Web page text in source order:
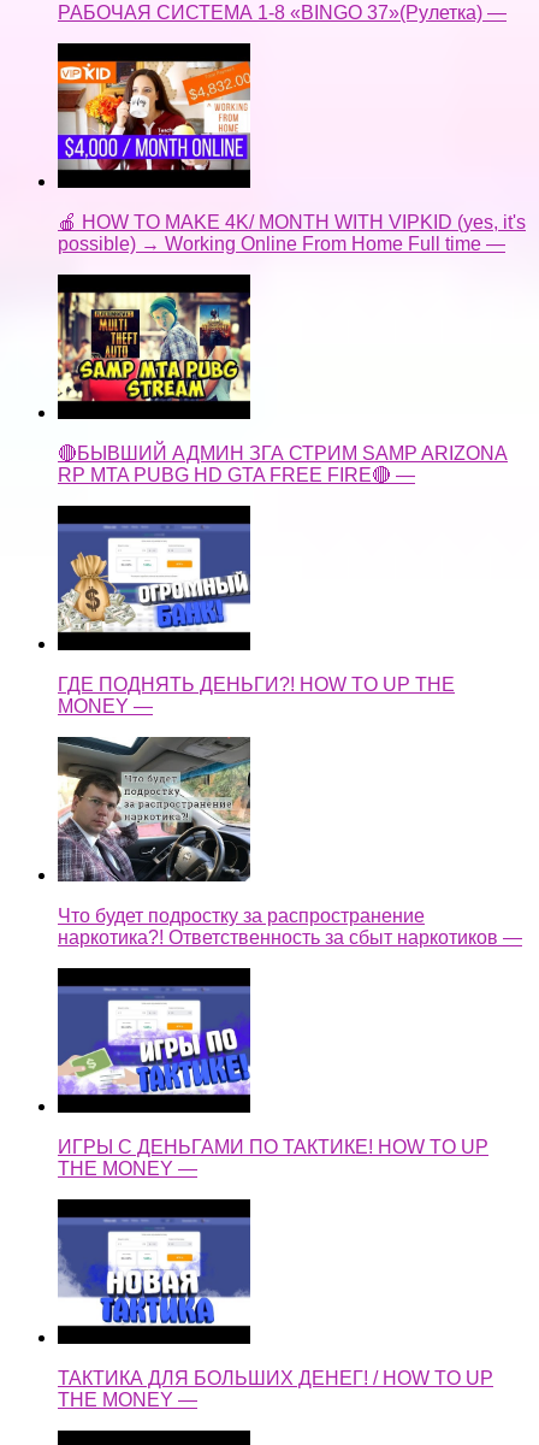
РАБОЧАЯ СИСТЕМА 1-8 «BINGO 37»(Рулетка) —
🍎 HOW TO MAKE 4K/ MONTH WITH VIPKID (yes, it's
possible) → Working Online From Home Full time —
🔴БЫВШИЙ АДМИН ЗГА СТРИМ SAMP ARIZONA
RP MTA PUBG HD GTA FREE FIRE🔴 —
ГДЕ ПОДНЯТЬ ДЕНЬГИ?! HOW TO UP THE
MONEY —
Что будет подростку за распространение
наркотика?! Ответственность за сбыт наркотиков —
ИГРЫ С ДЕНЬГАМИ ПО ТАКТИКЕ! HOW TO UP
THE MONEY —
ТАКТИКА ДЛЯ БОЛЬШИХ ДЕНЕГ! / HOW TO UP
THE MONEY —